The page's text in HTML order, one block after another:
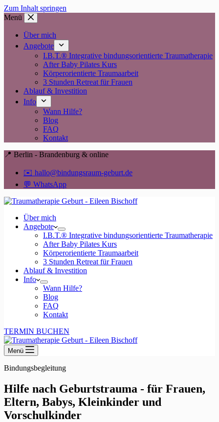
Zum Inhalt springen
Menü
Über mich
Angebote
I.B.T.® Integrative bindungsorientierte Traumatherapie
After Baby Pilates Kurs
Körperorientierte Traumaarbeit
3 Stunden Retreat für Frauen
Ablauf & Investition
Info
Wann Hilfe?
Blog
FAQ
Kontakt
📍 Berlin - Brandenburg & online
✉️ hallo@bindungsraum-geburt.de
💬 WhatsApp
Über mich
Angebote
I.B.T.® Integrative bindungsorientierte Traumatherapie
After Baby Pilates Kurs
Körperorientierte Traumaarbeit
3 Stunden Retreat für Frauen
Ablauf & Investition
Info
Wann Hilfe?
Blog
FAQ
Kontakt
TERMIN BUCHEN
Menü
Bindungsbegleitung
Hilfe nach Geburtstrauma - für Frauen,
Eltern, Babys, Kleinkinder und
Vorschulkinder